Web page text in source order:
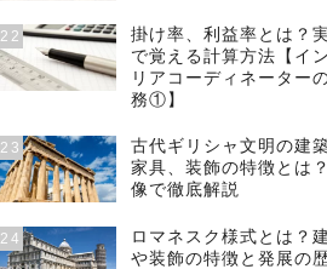
22
掛け率、利益率とは？
で覚える計算方法【イ
リアコーディネーター
務①】
23
古代ギリシャ文明の建
家具、装飾の特徴とは
像で徹底解説
24
ロマネスク様式とは？
や装飾の特徴と発展の